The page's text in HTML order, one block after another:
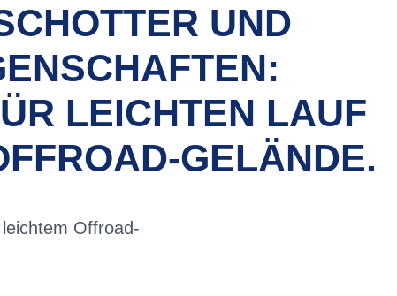
UND T
A
LEICHTEN LAUF U
GELÄNDE.
Offroad-